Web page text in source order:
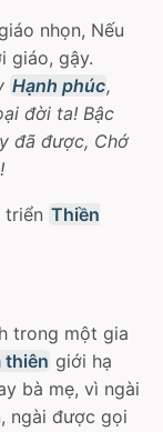
nhọn, Nếu
giáo, gậy.
Hạnh phúc,
đời ta! Bậc
đã được, Chớ
triển Thiền
trong một gia
thiên giới hạ
bà mẹ, vì ngài
ngài được gọi